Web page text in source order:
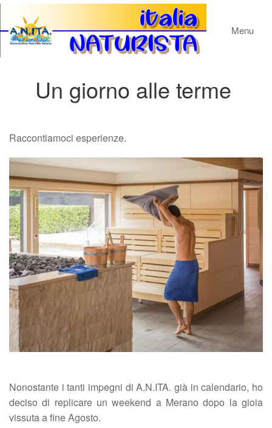
Menu
Un giorno alle terme
Raccontiamoci esperienze.
Nonostante i tanti impegni di A.N.ITA. già in calendario, ho
deciso di replicare un weekend a Merano dopo la gioia
vissuta a fine Agosto.